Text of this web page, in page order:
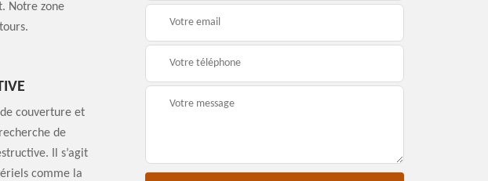
Notre zone
couverture et
de
Il s’agit
comme la